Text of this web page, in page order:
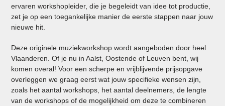
ervaren workshopleider, die je begeleidt van idee tot productie,
zet je op een toegankelijke manier de eerste stappen naar jouw
nieuwe hit.
Deze originele muziekworkshop wordt aangeboden door heel
Vlaanderen. Of je nu in Aalst, Oostende of Leuven bent, wij
komen overal! Voor een scherpe en vrijblijvende prijsopgave
overleggen we graag eerst wat jouw specifieke wensen zijn,
zoals het aantal workshops, het aantal deelnemers, de lengte
van de workshops of de mogelijkheid om deze te combineren